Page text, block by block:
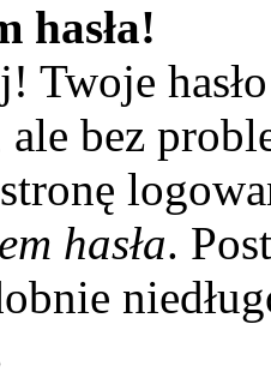
hasła!
Twoje
bez
hasła.